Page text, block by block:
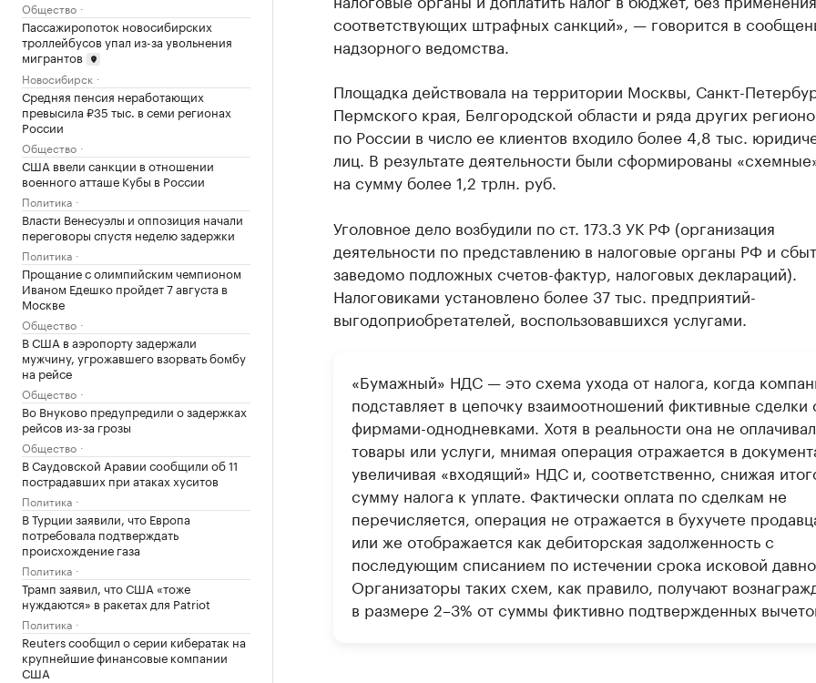
Общество
Пассажиропоток новосибирских
троллейбусов упал из-за увольнения
мигрантов
Новосибирск
Средняя пенсия неработающих
превысила ₽35 тыс. в семи регионах
России
Общество
США ввели санкции в отношении
военного атташе Кубы в России
Политика
Власти Венесуэлы и оппозиция начали
переговоры спустя неделю задержки
Политика
Прощание с олимпийским чемпионом
Иваном Едешко пройдет 7 августа в
Москве
Общество
В США в аэропорту задержали
мужчину, угрожавшего взорвать бомбу
на рейсе
Общество
Во Внуково предупредили о задержках
рейсов из-за грозы
Общество
В Саудовской Аравии сообщили об 11
пострадавших при атаках хуситов
Политика
В Турции заявили, что Европа
потребовала подтверждать
происхождение газа
Политика
Трамп заявил, что США «тоже
нуждаются» в ракетах для Patriot
Политика
Reuters сообщил о серии кибератак на
крупнейшие финансовые компании
США
соответствующих штрафных санкций», — говорится в
надзорного ведомства.
Площадка действовала на территории Москвы, Санкт-
Пермского края, Белгородской области и ряда других
по России в число ее клиентов входило более 4,8 тыс.
лиц. В результате деятельности были сформированы
на сумму более 1,2 трлн. руб.
Уголовное дело возбудили по ст. 173.3 УК РФ (организация
деятельности по представлению в налоговые органы РФ и
заведомо подложных счетов-фактур, налоговых деклараций).
Налоговиками установлено более 37 тыс. предприятий-
выгодоприобретателей, воспользовавшихся услугами.
«Бумажный» НДС — это схема ухода от налога, когда
подставляет в цепочку взаимоотношений фиктивные сделки
фирмами-однодневками. Хотя в реальности она не
товары или услуги, мнимая операция отражается в
увеличивая «входящий» НДС и, соответственно, снижая
сумму налога к уплате. Фактически оплата по сделкам не
перечисляется, операция не отражается в бухучете
или же отображается как дебиторская задолженность с
последующим списанием по истечении срока исковой
Организаторы таких схем, как правило, получают
в размере 2–3% от суммы фиктивно подтвержденных